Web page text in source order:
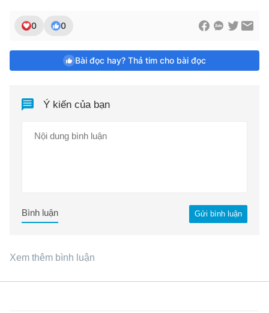
0 0
Bài đọc hay? Thả tim cho bài đọc
Ý kiến của bạn
Gửi bình luận
Bình luận
Xem thêm bình luận